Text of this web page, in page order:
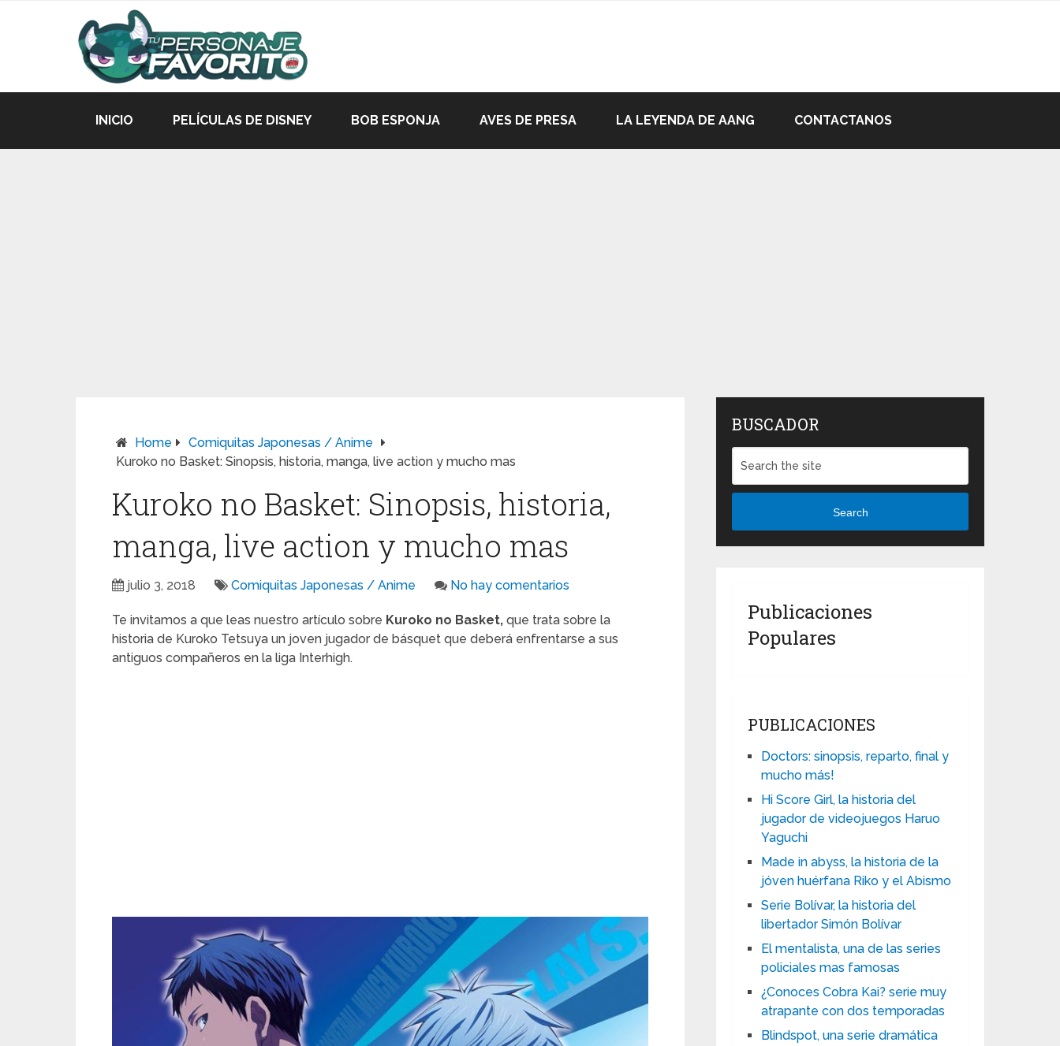
INICIO PELÍCULAS DE DISNEY BOB ESPONJA AVES DE PRESA LA LEYENDA DE AANG CONTACTANOS
Home
Comiquitas Japonesas / Anime
Kuroko no Basket: Sinopsis, historia, manga, live action y mucho mas
Kuroko no Basket: Sinopsis, historia,
manga, live action y mucho mas
julio 3, 2018 Comiquitas Japonesas / Anime No hay comentarios
Te invitamos a que leas nuestro artículo sobre Kuroko no Basket, que trata sobre la
historia de Kuroko Tetsuya un joven jugador de básquet que deberá enfrentarse a sus
antiguos compañeros en la liga Interhigh.
BUSCADOR
Search
Publicaciones
Populares
PUBLICACIONES
Doctors: sinopsis, reparto, final y
mucho más!
Hi Score Girl, la historia del
jugador de videojuegos Haruo
Yaguchi
Made in abyss, la historia de la
jóven huérfana Riko y el Abismo
Serie Bolívar, la historia del
libertador Simón Bolívar
El mentalista, una de las series
policiales mas famosas
¿Conoces Cobra Kai? serie muy
atrapante con dos temporadas
Blindspot, una serie dramática